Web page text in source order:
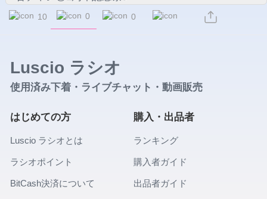
10 0 0
Luscio ラシオ
使用済み下着・ライブチャット・動画販売
はじめての方
Luscio ラシオとは
ラシオポイント
BitCash決済について
購入・出品者
ランキング
購入者ガイド
出品者ガイド